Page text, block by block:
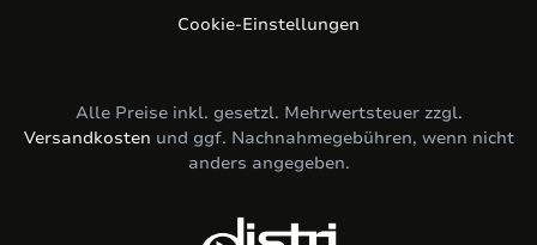
Cookie-Einstellungen
Alle Preise inkl. gesetzl. Mehrwertsteuer zzgl.
Versandkosten und ggf. Nachnahmegebühren, wenn nicht
anders angegeben.